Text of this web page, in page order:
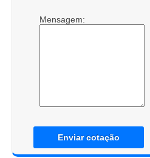
Mensagem:
Enviar cotação